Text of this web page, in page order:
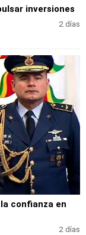
inversiones
2 días
confianza en
2 días